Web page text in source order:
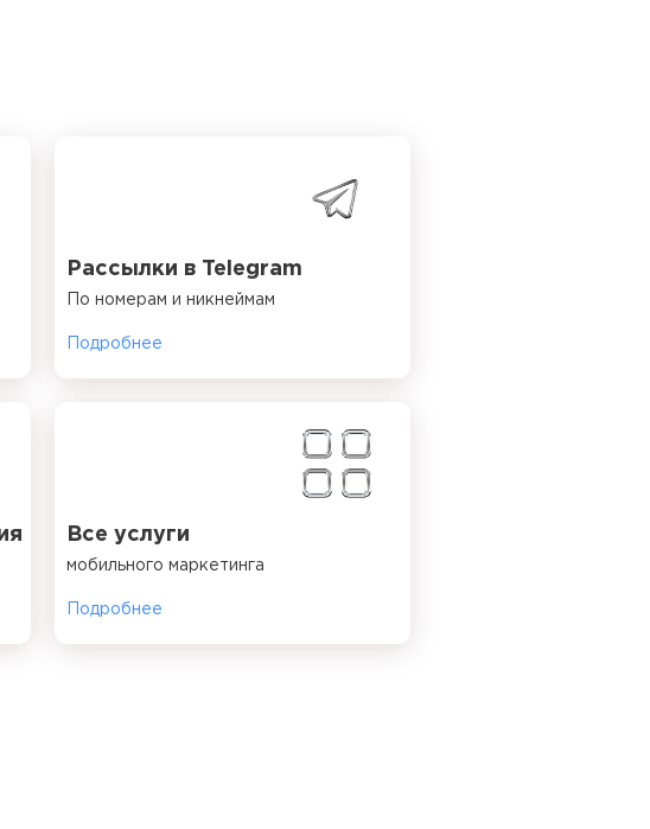
Рассылки в Telegram
По номерам и никнеймам
Подробнее
Все услуги
мобильного маркетинга
Подробнее